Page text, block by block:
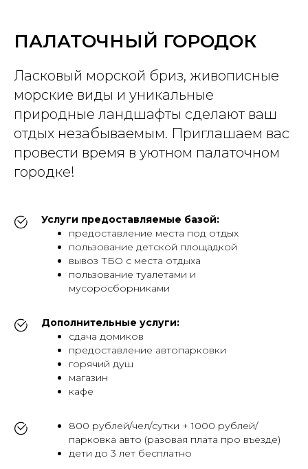
ПАЛАТОЧНЫЙ ГОРОДОК
Ласковый морской бриз, живописные
морские виды и уникальные
природные ландшафты сделают ваш
отдых незабываемым. Приглашаем вас
провести время в уютном палаточном
городке!
Услуги предоставляемые базой:
предоставление места под отдых
пользование детской площадкой
вывоз ТБО с места отдыха
пользование туалетами и
мусоросборниками
Дополнительные услуги:
сдача домиков
предоставление автопарковки
горячий душ
магазин
кафе
800 рублей/чел/сутки + 1000 рублей/
парковка авто (разовая плата про въезде)
дети до 3 лет бесплатно